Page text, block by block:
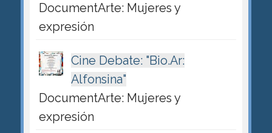
DocumentArte: Mujeres y
expresión
Cine Debate: "Bio.Ar:
Alfonsina"
DocumentArte: Mujeres y
expresión